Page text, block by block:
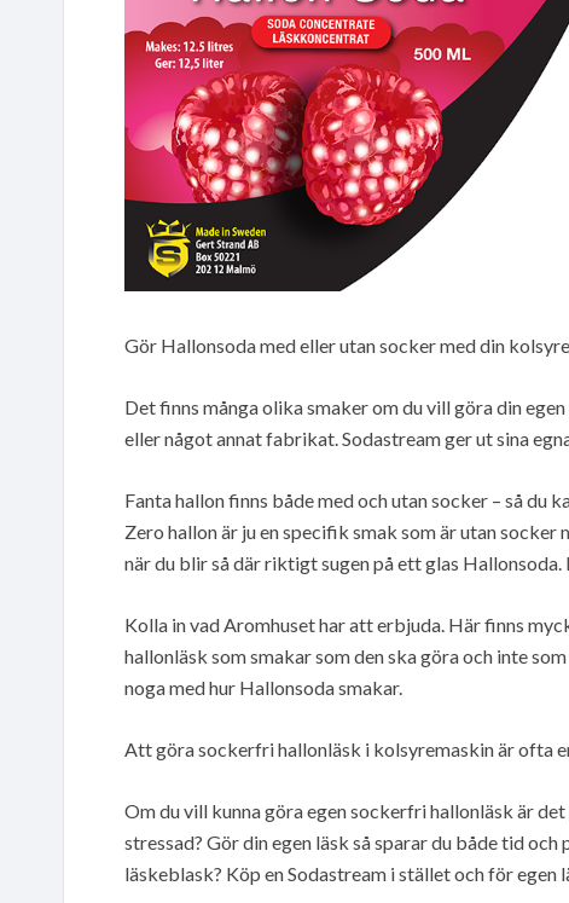
Gör Hallonsoda med eller utan socker med din
Det finns många olika smaker om du vill göra din
eller något annat fabrikat. Sodastream ger ut sina
Fanta hallon finns både med och utan socker – så du
Zero hallon är ju en specifik smak som är utan socker
när du blir så där riktigt sugen på ett glas
Kolla in vad Aromhuset har att erbjuda. Här finns
hallonläsk som smakar som den ska göra och inte
noga med hur Hallonsoda smakar.
Att göra sockerfri hallonläsk i kolsyremaskin är ofta
Om du vill kunna göra egen sockerfri hallonläsk är
stressad? Gör din egen läsk så sparar du både tid
läskeblask? Köp en Sodastream i stället och för egen